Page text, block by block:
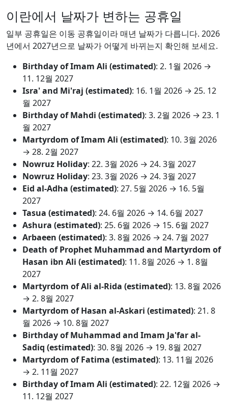
이란에서 날짜가 변하는 공휴일
일부 공휴일은 이동 공휴일이라 매년 날짜가 다릅니다. 2026
년에서 2027년으로 날짜가 어떻게 바뀌는지 확인해 보세요.
Birthday of Imam Ali (estimated): 2. 1월 2026 →
11. 12월 2027
Isra' and Mi'raj (estimated): 16. 1월 2026 → 25. 12
월 2027
Birthday of Mahdi (estimated): 3. 2월 2026 → 23. 1
월 2027
Martyrdom of Imam Ali (estimated): 10. 3월 2026
→ 28. 2월 2027
Nowruz Holiday: 22. 3월 2026 → 24. 3월 2027
Nowruz Holiday: 23. 3월 2026 → 24. 3월 2027
Eid al-Adha (estimated): 27. 5월 2026 → 16. 5월
2027
Tasua (estimated): 24. 6월 2026 → 14. 6월 2027
Ashura (estimated): 25. 6월 2026 → 15. 6월 2027
Arbaeen (estimated): 3. 8월 2026 → 24. 7월 2027
Death of Prophet Muhammad and Martyrdom of
Hasan ibn Ali (estimated): 11. 8월 2026 → 1. 8월
2027
Martyrdom of Ali al-Rida (estimated): 13. 8월 2026
→ 2. 8월 2027
Martyrdom of Hasan al-Askari (estimated): 21. 8
월 2026 → 10. 8월 2027
Birthday of Muhammad and Imam Ja'far al-
Sadiq (estimated): 30. 8월 2026 → 19. 8월 2027
Martyrdom of Fatima (estimated): 13. 11월 2026
→ 2. 11월 2027
Birthday of Imam Ali (estimated): 22. 12월 2026 →
11. 12월 2027